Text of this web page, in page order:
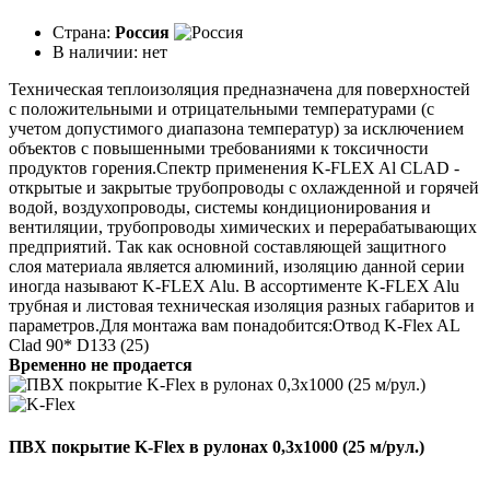
Страна: Россия
В наличии: нет
Техническая теплоизоляция предназначена для поверхностей
с положительными и отрицательными температурами (с
учетом допустимого диапазона температур) за исключением
объектов с повышенными требованиями к токсичности
продуктов горения.Спектр применения K-FLEX Al CLAD -
открытые и закрытые трубопроводы с охлажденной и горячей
водой, воздухопроводы, системы кондиционирования и
вентиляции, трубопроводы химических и перерабатывающих
предприятий. Так как основной составляющей защитного
слоя материала является алюминий, изоляцию данной серии
иногда называют K-FLEX Alu. В ассортименте K-FLEX Alu
трубная и листовая техническая изоляция разных габаритов и
параметров.Для монтажа вам понадобится:Отвод K-Flex AL
Clad 90* D133 (25)
Временно не продается
ПВХ покрытие K-Flex в рулонах 0,3х1000 (25 м/рул.)